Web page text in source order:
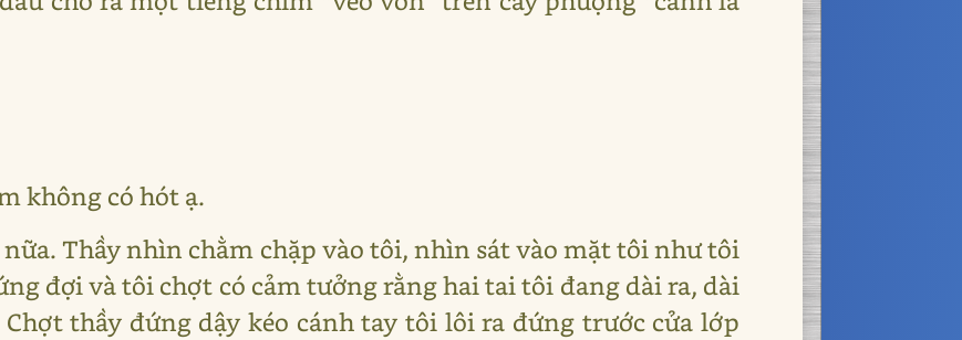
không có hót ạ.
Thầy nhìn chằm chặp vào tôi, nhìn sát vào mặt tôi như tôi
đợi và tôi chợt có cảm tưởng rằng hai tai tôi đang dài ra, dài
thầy đứng dậy kéo cánh tay tôi lôi ra đứng trước cửa lớp